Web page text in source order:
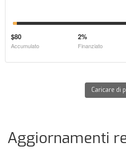
$80
Accumulato
2%
Finanziato
Caricare di
Aggiornamenti